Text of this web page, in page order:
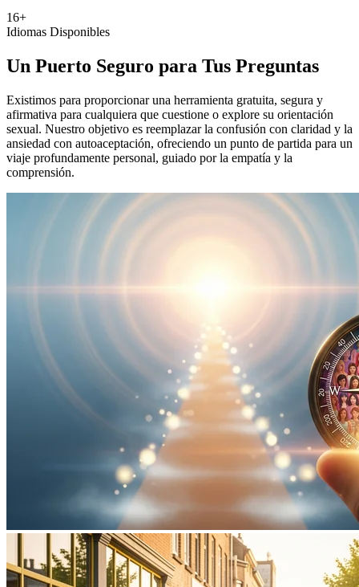
16+
Idiomas Disponibles
Un Puerto Seguro para Tus Preguntas
Existimos para proporcionar una herramienta gratuita, segura y
afirmativa para cualquiera que cuestione o explore su orientación
sexual. Nuestro objetivo es reemplazar la confusión con claridad y la
ansiedad con autoaceptación, ofreciendo un punto de partida para un
viaje profundamente personal, guiado por la empatía y la
comprensión.